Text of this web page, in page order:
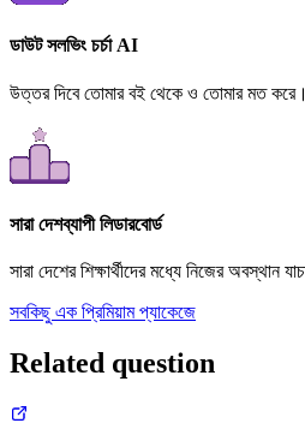
ডাউট সলভিং চর্চা AI
উত্তর দিবে তোমার বই থেকে ও তোমার মত করে।
সারা দেশব্যাপী লিডারবোর্ড
সারা দেশের শিক্ষার্থীদের মধ্যে নিজের অবস্থান
সবকিছু এক প্রিমিয়াম প্যাকেজে
Related question